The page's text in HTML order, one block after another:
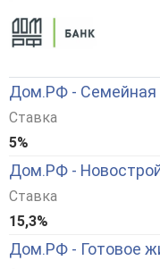
Дом.РФ - Семейная
Ставка
5%
Дом.РФ -
Ставка
15,3%
Дом.РФ - Готовое